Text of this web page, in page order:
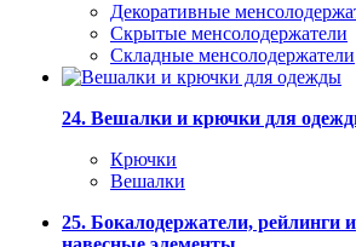
Декоративные
Скрытые менсолодержатели
Складные менсолодержатели
24. Вешалки и крючки для
Крючки
Вешалки
25. Бокалодержатели, рейлинги и